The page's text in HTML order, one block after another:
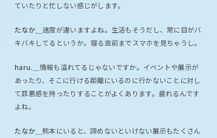
ていたりと忙しない感じがします。
たなか＿ 速度が違いますよね。生活もそうだし、常に目がバ
キバキしてるというか。寝る直前までスマホを見ちゃうし。
haru.＿ 情報も溢れてるじゃないですか。イベントや展示が
あったり、そこに行ける距離にいるのに行かないことに対し
て罪悪感を持ったりすることがよくあります。疲れるんです
よね。
たなか＿熊本にいると、諦めないといけない展示もたくさん